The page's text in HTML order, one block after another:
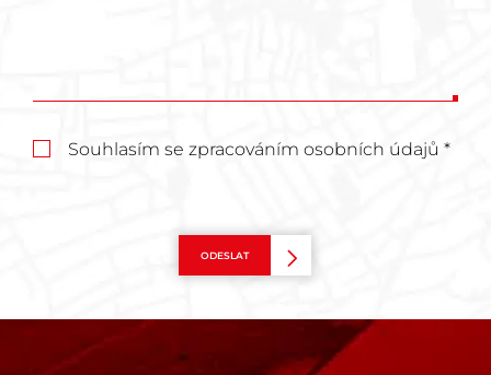
Souhlasím se zpracováním osobních údajů *
ODESLAT